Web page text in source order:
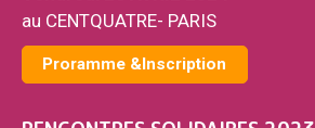
au CENTQUATRE- PARIS
Proramme &Inscription